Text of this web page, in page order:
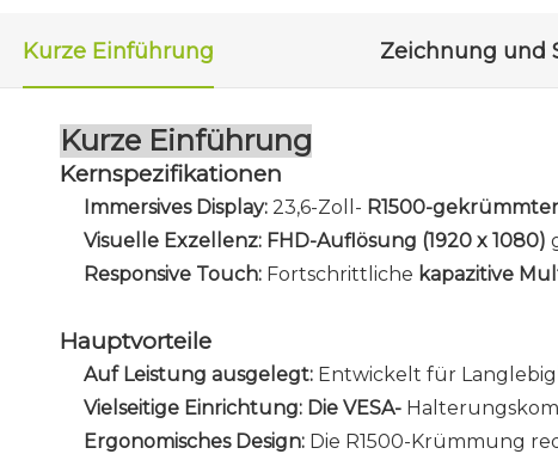
Kurze Einführung
Kurze Einführung
Kernspezifikationen
Immersives Display: 23,6-Zoll- R1500-
Visuelle Exzellenz: FHD-Auflösung (1920 x 1080)
Responsive Touch: Fortschrittliche kapazitive
Hauptvorteile
Auf Leistung ausgelegt: Entwickelt für
Vielseitige Einrichtung: Die VESA-
Ergonomisches Design: Die R1500-Krümmung